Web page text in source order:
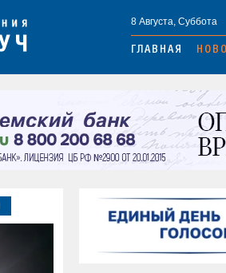
8 Августа, Суббота
ГЛАВНАЯ